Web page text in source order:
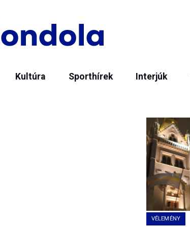
Kultúra Sporthírek Interjúk
VÉLEMÉNY